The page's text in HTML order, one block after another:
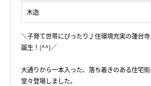
木造
＼子育て世帯にぴったり♪住環境充実の蓮台
誕生！(^^)／
大通りから一本入った、落ち着きのある住宅
堂々登場しました。